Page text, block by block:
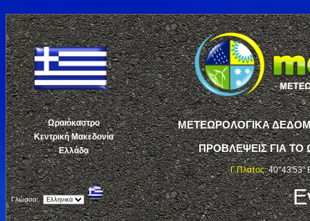
Ωραιόκαστρο
Κεντρική Μακεδονία
Ελλάδα
ΜΕΤΕΩΡΟΛΟΓΙΚΑ
ΠΡΟΒΛΕΨΕΙΣ ΓΙΑ ΤΟ
Γ.Πλάτος:40°43'53"
Γλώσσα: